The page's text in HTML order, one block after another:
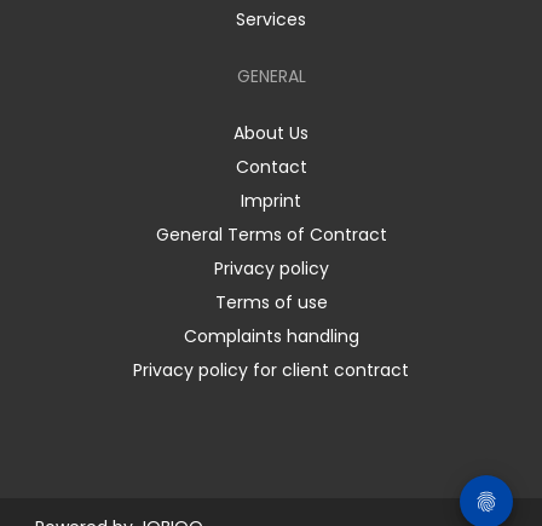
Services
GENERAL
About Us
Contact
Imprint
General Terms of Contract
Privacy policy
Terms of use
Complaints handling
Privacy policy for client contract